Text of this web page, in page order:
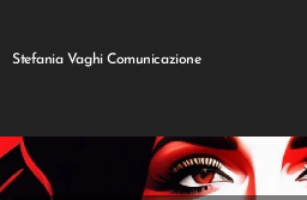
Stefania Vaghi Comunicazione